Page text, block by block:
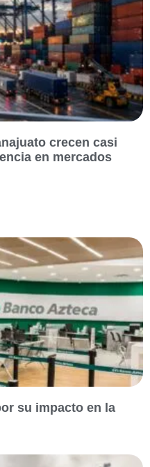
crecen casi
en mercados
su impacto en la